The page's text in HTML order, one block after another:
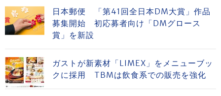
日本郵便 「第41回全日本DM大賞」作品
募集開始 初応募者向け「DMグロース
賞」を新設
ガストが新素材「LIMEX」をメニューブッ
クに採用 TBMは飲食系での販売を強化